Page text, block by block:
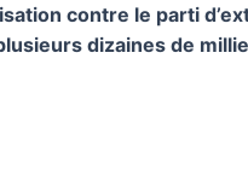
contre le parti
dizaines de